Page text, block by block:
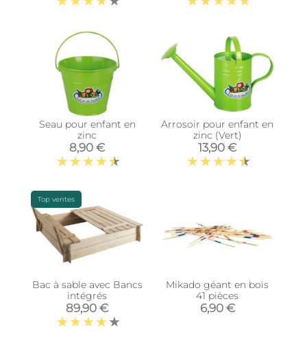
Seau pour enfant en
zinc
8,90 €
Arrosoir pour enfant en
zinc (Vert)
13,90 €
Top ventes
Bac à sable avec Bancs
intégrés
89,90 €
Mikado géant en bois
41 pièces
6,90 €